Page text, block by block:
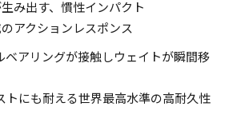
み出す、慣性インパクト
アクションレスポンス
ベアリングが接触しウェイトが瞬間移
トにも耐える世界最高水準の高耐久性